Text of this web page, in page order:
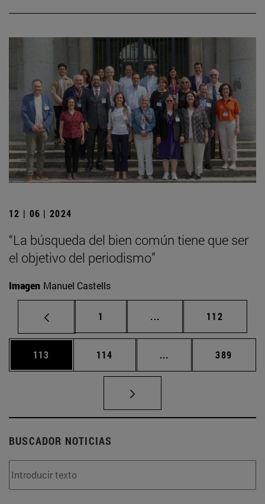
12 | 06 | 2024
“La búsqueda del bien común tiene que ser
el objetivo del periodismo”
Imagen Manuel Castells
Página
1 ... Páginas intermedias
Página
112
Página
113 Página
114 ... Páginas intermedias
Página
389
BUSCADOR NOTICIAS